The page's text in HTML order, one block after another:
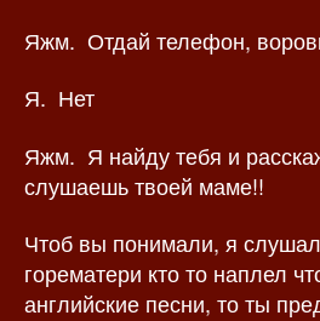
Яжм. Отдай телефон,
Я. Нет
Яжм. Я найду тебя и
слушаешь твоей маме!!
Чтоб вы понимали, я
горематери кто то наплел
английские песни, то ты